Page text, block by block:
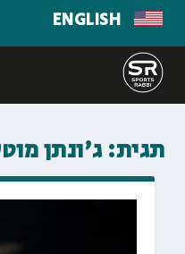
ENGLISH
תגית:ג'ונתן